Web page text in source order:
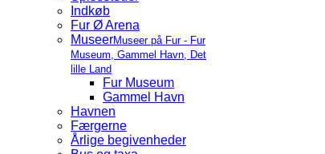
Indkøb
Fur Ø Arena
MuseerMuseer på Fur - Fur
Museum, Gammel Havn, Det
lille Land
Fur Museum
Gammel Havn
Havnen
Færgerne
Årlige begivenheder